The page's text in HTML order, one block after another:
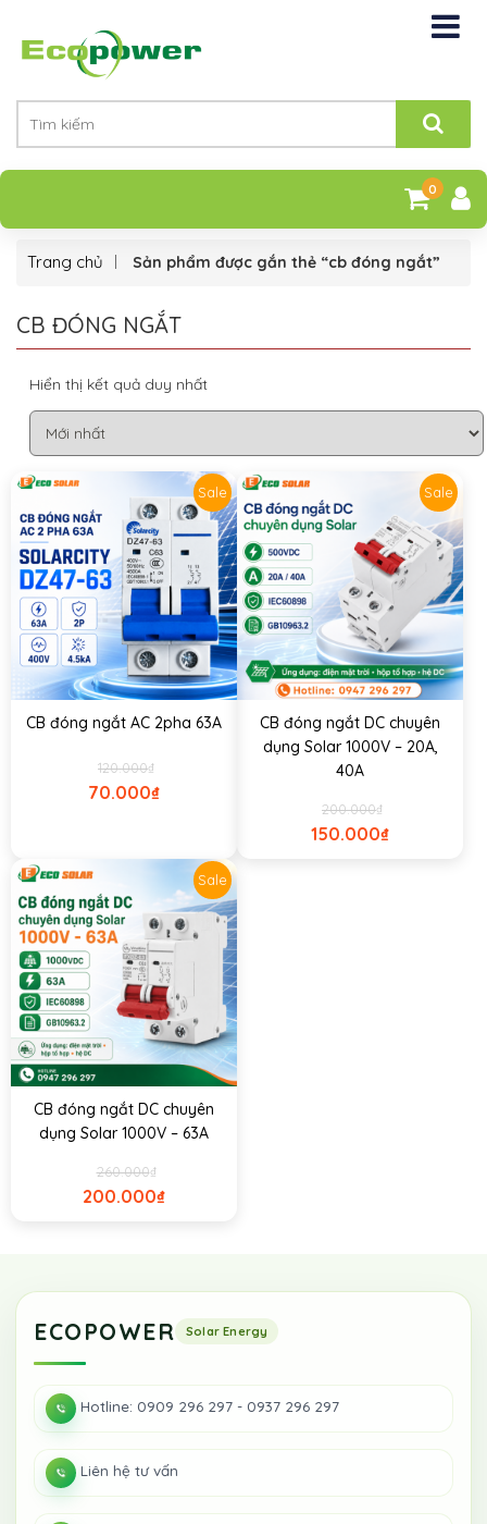
0
Trang chủ Sản phẩm được gắn thẻ “cb đóng ngắt”
CB ĐÓNG NGẮT
Hiển thị kết quả duy nhất
Sale
CB đóng ngắt AC 2pha 63A
₫
120.000
₫
70.000
Sale
CB đóng ngắt DC chuyên
dụng Solar 1000V – 20A,
40A
₫
200.000
₫
150.000
Sale
CB đóng ngắt DC chuyên
dụng Solar 1000V – 63A
₫
260.000
₫
200.000
ECOPOWER
Hotline: 0909 296 297 - 0937 296 297
Liên hệ tư vấn